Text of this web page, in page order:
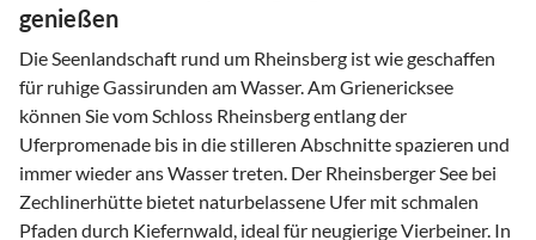
genießen
Die Seenlandschaft rund um Rheinsberg ist wie geschaffen
für ruhige Gassirunden am Wasser. Am Grienericksee
können Sie vom Schloss Rheinsberg entlang der
Uferpromenade bis in die stilleren Abschnitte spazieren und
immer wieder ans Wasser treten. Der Rheinsberger See bei
Zechlinerhütte bietet naturbelassene Ufer mit schmalen
Pfaden durch Kiefernwald, ideal für neugierige Vierbeiner. In